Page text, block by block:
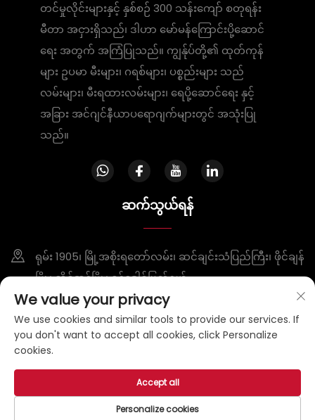
တင်မှုလိုင်းများနှင့် နှစ်စဉ် 300 သန်းကျော် စတုရန်း
မီတာ အငှားရှိသည်၊ ဒါဟာ မော်မန်ကြောင်းပို့ဆောင်
ရေး အတွက် အကြံပြုသည်။ ကျွန်ုပ်တို့၏ ထုတ်ကုန်
များ ဥပမာ မီးများ၊ ဂရစ်များ၊ ပစ္စည်းများ သည်
လမ်းများ၊ မီးရထားလမ်းများ၊ ရေပို့ဆောင်ရေး နှင့်
အခြား အင်ဂျင်နီယာပရောဂျက်များတွင် အသုံးပြု
သည်။
ဆက်သွယ်ရန်
ရုမ်း 1905၊ မြို့အစိုးရတော်လမ်း၊ ဆင်ချင်းသံပြည်ကြီး၊ ဖိုင်ချန်
မြို့၊ တိုင်အန်မြို့၊ ရှန်ဒေါင်ပြည်နယ်
+86-15953807388
[email protected]
လူမှုတာဝန်ခွင့် © 2025 တိုင်အန် ဘင်ဘို နယူးမတ်ရီယာများ ကုမ္ပဏီ၊ လီ
မိတက် လုံခြုံရေးမူဝါဒ
We value your privacy
We use cookies and similar tools to provide our services. If
you don't want to accept all cookies, click Personalize
cookies.
Personalize cookies
Accept all